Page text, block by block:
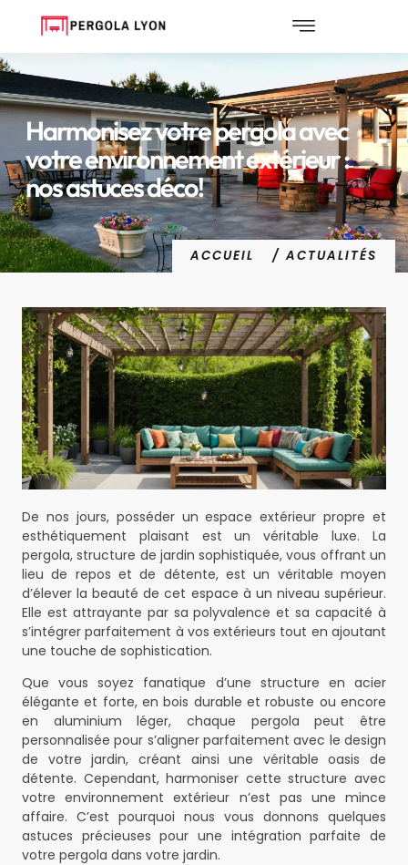
Harmonisez votre pergola avec
votre environnement extérieur :
nos astuces déco!
ACCUEIL / ACTUALITÉS
De nos jours, posséder un espace extérieur propre et
esthétiquement plaisant est un véritable luxe. La
pergola, structure de jardin sophistiquée, vous offrant un
lieu de repos et de détente, est un véritable moyen
d’élever la beauté de cet espace à un niveau supérieur.
Elle est attrayante par sa polyvalence et sa capacité à
s’intégrer parfaitement à vos extérieurs tout en ajoutant
une touche de sophistication.
Que vous soyez fanatique d’une structure en acier
élégante et forte, en bois durable et robuste ou encore
en aluminium léger, chaque pergola peut être
personnalisée pour s’aligner parfaitement avec le design
de votre jardin, créant ainsi une véritable oasis de
détente. Cependant, harmoniser cette structure avec
votre environnement extérieur n’est pas une mince
affaire. C’est pourquoi nous vous donnons quelques
astuces précieuses pour une intégration parfaite de
votre pergola dans votre jardin.